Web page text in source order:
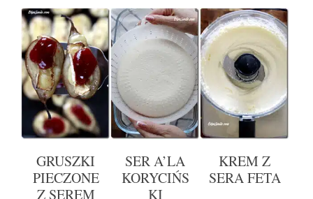
GRUSZKI
PIECZONE
Z SEREM
SER A’LA
KORYCIŃS
KI
KREM Z
SERA FETA